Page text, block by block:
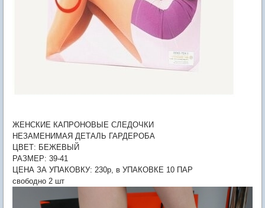
ЖЕНСКИЕ КАПРОНОВЫЕ СЛЕДОЧКИ
НЕЗАМЕНИМАЯ ДЕТАЛЬ ГАРДЕРОБА
ЦВЕТ: БЕЖЕВЫЙ
РАЗМЕР: 39-41
ЦЕНА ЗА УПАКОВКУ: 230р, в УПАКОВКЕ 10 ПАР
свободно 2 шт